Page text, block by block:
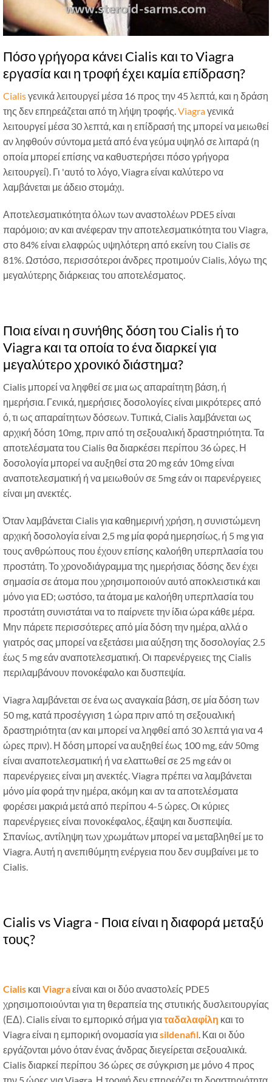
Πόσο γρήγορα κάνει Cialis και το Viagra
εργασία και η τροφή έχει καμία επίδραση?
Cialisγενικά λειτουργεί μέσα 16 προς την 45 λεπτά, και η δράση
της δεν επηρεάζεται από τη λήψη τροφής.Viagraγενικά
λειτουργεί μέσα 30 λεπτά, και η επίδρασή της μπορεί να μειωθεί
αν ληφθούν σύντομα μετά από ένα γεύμα υψηλό σε λιπαρά (η
οποία μπορεί επίσης να καθυστερήσει πόσο γρήγορα
λειτουργεί). Γι 'αυτό το λόγο, Viagra είναι καλύτερο να
λαμβάνεται με άδειο στομάχι.
Αποτελεσματικότητα όλων των αναστολέων PDE5 είναι
παρόμοιο; αν και ανέφεραν την αποτελεσματικότητα του Viagra,
στο 84% είναι ελαφρώς υψηλότερη από εκείνη του Cialis σε
81%. Ωστόσο, περισσότεροι άνδρες προτιμούν Cialis, λόγω της
μεγαλύτερης διάρκειας του αποτελέσματος.
Ποια είναι η συνήθης δόση του Cialis ή το
Viagra και τα οποία το ένα διαρκεί για
μεγαλύτερο χρονικό διάστημα?
Cialis μπορεί να ληφθεί σε μια ως απαραίτητη βάση, ή
ημερήσια. Γενικά, ημερήσιες δοσολογίες είναι μικρότερες από
ό, τι ως απαραίτητων δόσεων. Τυπικά, Cialis λαμβάνεται ως
αρχική δόση 10mg, πριν από τη σεξουαλική δραστηριότητα. Τα
αποτελέσματα του Cialis θα διαρκέσει περίπου 36 ώρες. Η
δοσολογία μπορεί να αυξηθεί στα 20 mg εάν 10mg είναι
αναποτελεσματική ή να μειωθούν σε 5mg εάν οι παρενέργειες
είναι μη ανεκτές.
Όταν λαμβάνεται Cialis για καθημερινή χρήση, η συνιστώμενη
αρχική δοσολογία είναι 2,5 mg μία φορά ημερησίως, ή 5 mg για
τους ανθρώπους που έχουν επίσης καλοήθη υπερπλασία του
προστάτη. Το χρονοδιάγραμμα της ημερήσιας δόσης δεν έχει
σημασία σε άτομα που χρησιμοποιούν αυτό αποκλειστικά και
μόνο για ED; ωστόσο, τα άτομα με καλοήθη υπερπλασία του
προστάτη συνιστάται να το παίρνετε την ίδια ώρα κάθε μέρα.
Μην πάρετε περισσότερες από μία δόση την ημέρα, αλλά ο
γιατρός σας μπορεί να εξετάσει μια αύξηση της δοσολογίας 2.5
έως 5 mg εάν αναποτελεσματική. Οι παρενέργειες της Cialis
περιλαμβάνουν πονοκέφαλο και δυσπεψία.
Viagra λαμβάνεται σε ένα ως αναγκαία βάση, σε μία δόση των
50 mg, κατά προσέγγιση 1 ώρα πριν από τη σεξουαλική
δραστηριότητα (αν και μπορεί να ληφθεί από 30 λεπτά για να 4
ώρες πριν). Η δόση μπορεί να αυξηθεί έως 100 mg, εάν 50mg
είναι αναποτελεσματική ή να ελαττωθεί σε 25 mg εάν οι
παρενέργειες είναι μη ανεκτές. Viagra πρέπει να λαμβάνεται
μόνο μία φορά την ημέρα, ακόμη και αν τα αποτελέσματα
φορέσει μακριά μετά από περίπου 4-5 ώρες. Οι κύριες
παρενέργειες είναι πονοκέφαλος, έξαψη και δυσπεψία.
Σπανίως, αντίληψη των χρωμάτων μπορεί να μεταβληθεί με το
Viagra. Αυτή η ανεπιθύμητη ενέργεια που δεν συμβαίνει με το
Cialis.
Cialis vs Viagra - Ποια είναι η διαφορά μεταξύ
τους?
Cialis και Viagraείναι και οι δύο αναστολείς PDE5
χρησιμοποιούνται για τη θεραπεία της στυτικής δυσλειτουργίας
(ΕΔ). Cialis είναι το εμπορικό σήμα γιαταδαλαφίλη και το
Viagra είναι η εμπορική ονομασία γιαsildenafil. Και οι δύο
εργάζονται μόνο όταν ένας άνδρας διεγείρεται σεξουαλικά.
Cialis διαρκεί περίπου 36 ώρες σε σύγκριση με μόνο 4 προς